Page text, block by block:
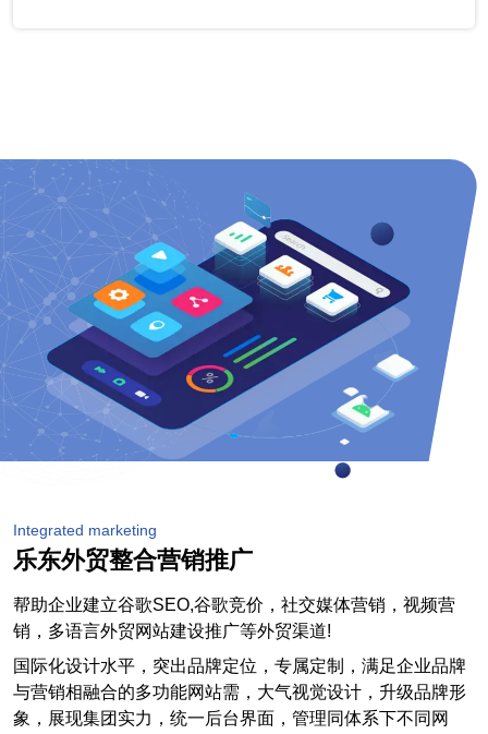
Integrated marketing
乐东外贸整合营销推广
帮助企业建立谷歌SEO,谷歌竞价，社交媒体营销，视频营
销，多语言外贸网站建设推广等外贸渠道!
国际化设计水平，突出品牌定位，专属定制，满足企业品牌
与营销相融合的多功能网站需，大气视觉设计，升级品牌形
象，展现集团实力，统一后台界面，管理同体系下不同网